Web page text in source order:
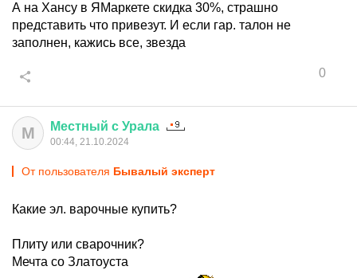
А на Хансу в ЯМаркете скидка 30%, страшно
представить что привезут. И если гар. талон не
заполнен, кажись все, звезда
0
М Местный с Урала
00:44, 21.10.2024
От пользователя Бывалый эксперт
Какие эл. варочные купить?
Плиту или сварочник?
Мечта со Златоуста